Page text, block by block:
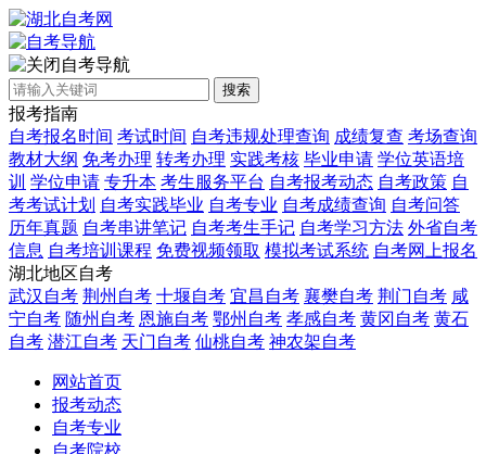
自考导航
搜索
报考指南
自考报名时间 考试时间 自考违规处理查询 成绩复查 考场查询
教材大纲 免考办理 转考办理 实践考核 毕业申请 学位英语培
训 学位申请 专升本 考生服务平台 自考报考动态 自考政策 自
考考试计划 自考实践毕业 自考专业 自考成绩查询 自考问答
历年真题 自考串讲笔记 自考考生手记 自考学习方法 外省自考
信息 自考培训课程 免费视频领取 模拟考试系统 自考网上报名
湖北地区自考
武汉自考 荆州自考 十堰自考 宜昌自考 襄樊自考 荆门自考 咸
宁自考 随州自考 恩施自考 鄂州自考 孝感自考 黄冈自考 黄石
自考 潜江自考 天门自考 仙桃自考 神农架自考
网站首页
报考动态
自考专业
自考院校